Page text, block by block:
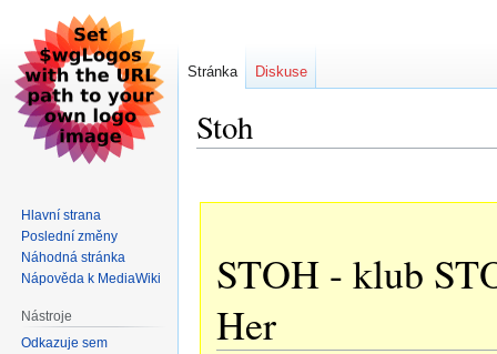
Stoh
na
na
STOH - klub
Her
Stránka Diskuse
Hlavní strana
Poslední změny
Náhodná stránka
Nápověda k MediaWiki
Nástroje
Odkazuje sem